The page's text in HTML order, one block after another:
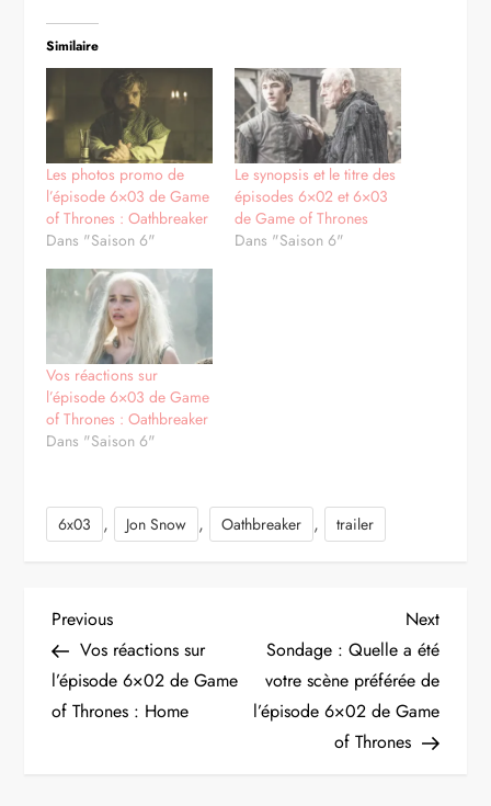
Similaire
Les photos promo de
l’épisode 6×03 de Game
of Thrones : Oathbreaker
Dans "Saison 6"
Le synopsis et le titre des
épisodes 6×02 et 6×03
de Game of Thrones
Dans "Saison 6"
Vos réactions sur
l’épisode 6×03 de Game
of Thrones : Oathbreaker
Dans "Saison 6"
6x03 , Jon Snow , Oathbreaker , trailer
N
a
v
Previous
Post
Previous
Vos réactions sur
l’épisode 6×02 de Game
of Thrones : Home
Next
Post
Next
Sondage : Quelle a été
votre scène préférée de
l’épisode 6×02 de Game
of Thrones